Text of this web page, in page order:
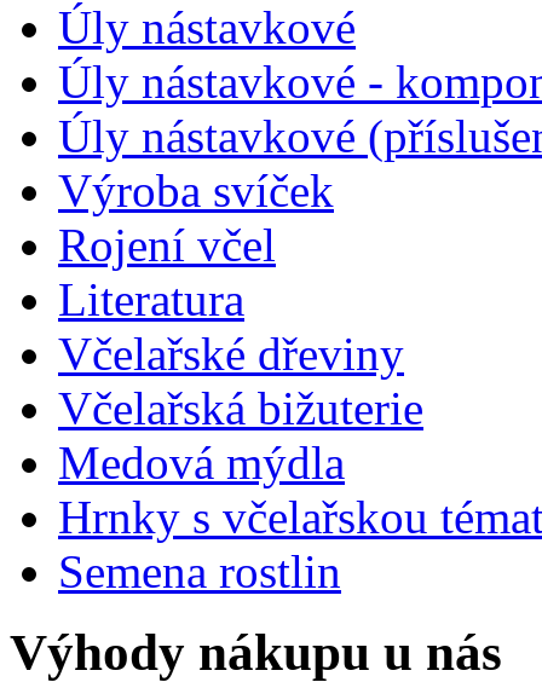
Úly nástavkové
Úly nástavkové -
Úly nástavkové
Výroba svíček
Rojení včel
Literatura
Včelařské dřeviny
Včelařská bižuterie
Medová mýdla
Hrnky s včelařskou
Semena rostlin
Výhody nákupu u nás